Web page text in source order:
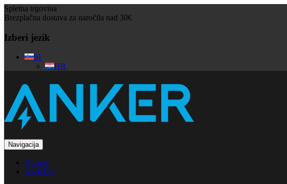
Spletna trgovina
Brezplačna dostava za naročila nad 30€
Izberi jezik
SI
HR
Navigacija
Domov
ANKER